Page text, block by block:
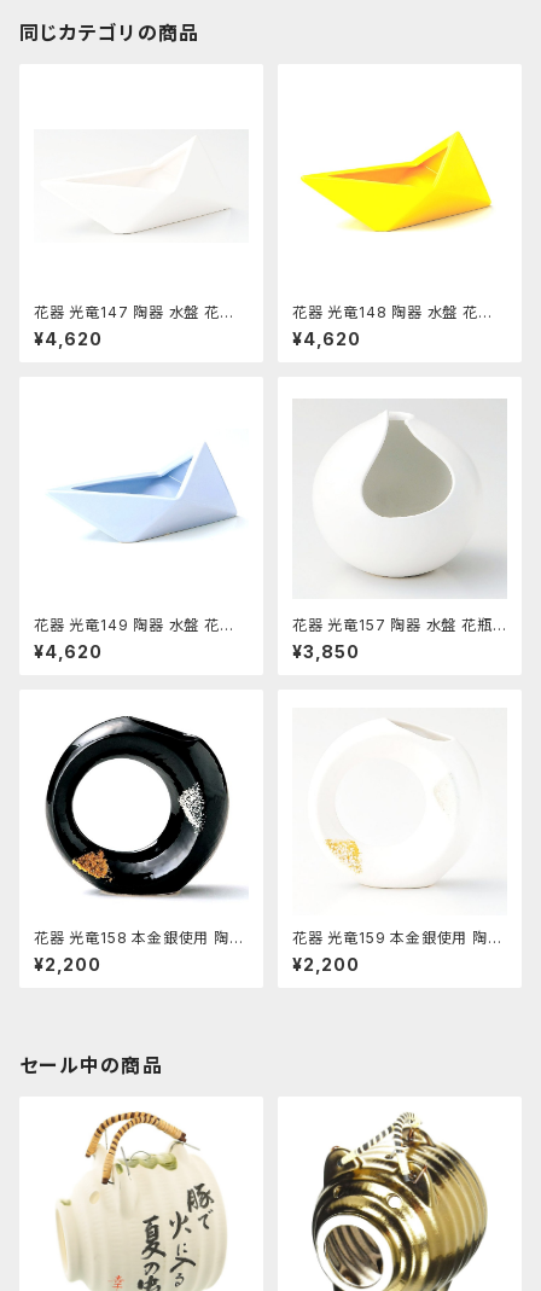
同じカテゴリの商品
花器 光竜147 陶器 水盤 花瓶
コンポーネント フラワーベース
¥4,620
花器 光竜148 陶器 水盤 花瓶
コンポーネント フラワーベース
¥4,620
花器 光竜149 陶器 水盤 花瓶
コンポーネント フラワーベース
¥4,620
花器 光竜157 陶器 水盤 花瓶
コンポーネント フラワーベース
¥3,850
花器 光竜158 本金銀使用 陶器
水盤 花瓶 コンポーネント フラ
ワーベース
¥2,200
花器 光竜159 本金銀使用 陶器
水盤 花瓶 コンポーネント フラ
ワーベース
¥2,200
セール中の商品